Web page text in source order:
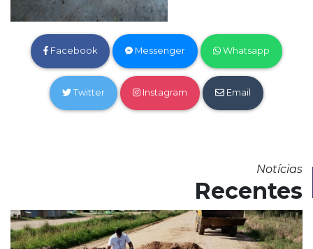
Facebook Messenger Whatsapp
Twitter Instagram Email
Notícias
Recentes